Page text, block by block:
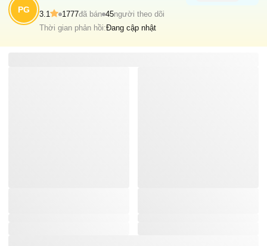
PG 3.1 1777đã bán 45người theo dõi
Thời gian phản hồi:Đang cập nhật